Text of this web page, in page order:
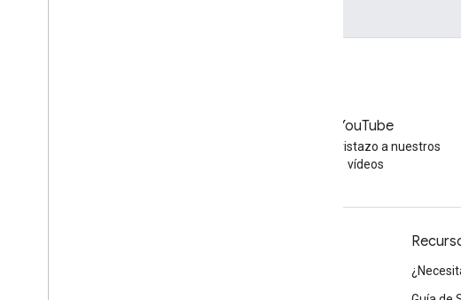
YouTube
Echa un vistazo a nuestros
vídeos